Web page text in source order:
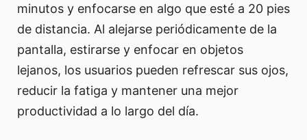
minutos y enfocarse en algo que esté a 20 pies
de distancia. Al alejarse periódicamente de la
pantalla, estirarse y enfocar en objetos
lejanos, los usuarios pueden refrescar sus ojos,
reducir la fatiga y mantener una mejor
productividad a lo largo del día.